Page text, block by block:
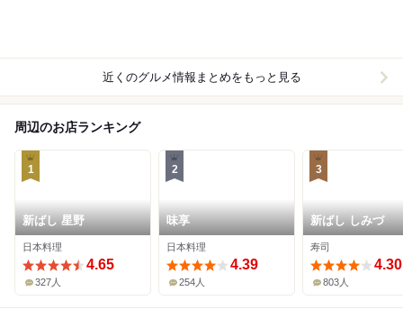
近くのグルメ情報まとめをもっと見る
周辺のお店ランキング
1
新ばし 星野
日本料理
4.65
327人
2
味享
日本料理
4.39
254人
3
新ばし しみづ
寿司
4.30
803人